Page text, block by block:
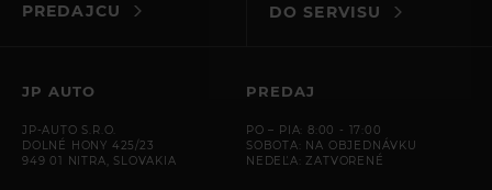
PREDAJCU
DO SERVISU
JP AUTO
JP-AUTO S.R.O.
DOLNÉ HONY 425/23
949 01 NITRA, SLOVAKIA
PREDAJ
PO – PIA: 8:00 - 17:00
SOBOTA: NA OBJEDNÁVKU
NEDEĽA: ZATVORENÉ